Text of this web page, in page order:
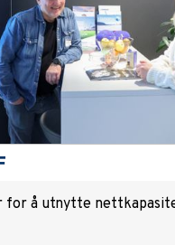
for å utnytte